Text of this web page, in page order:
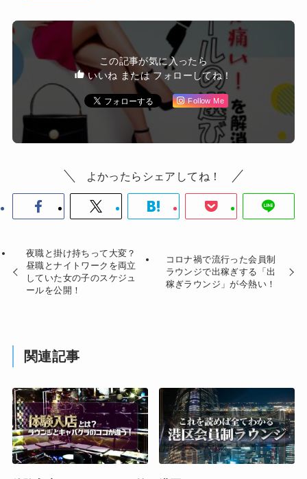
この記事が気に入ったら
いいね または フォローしてね！
Follow Me
よかったらシェアしてね！
夜職と掛け持ちって大変？
昼職とナイトワークを両立
していた女の子のスケジュ
ールを公開！
コロナ禍で流行った会員制
ラウンジで出稼ぎする「出
稼ぎラウンジ」が今熱い！
関連記事